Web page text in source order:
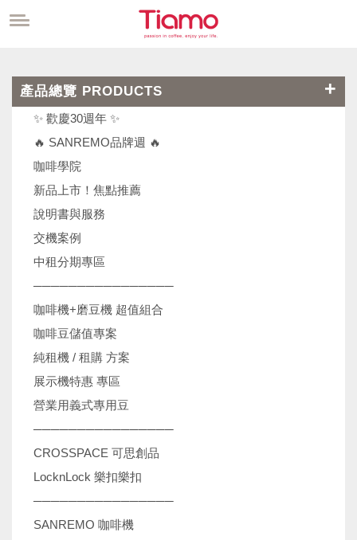
產品總覽 PRODUCTS
✨ 歡慶30週年 ✨
🔥 SANREMO品牌週 🔥
咖啡學院
新品上市！焦點推薦
說明書與服務
交機案例
中租分期專區
────────────────
咖啡機+磨豆機 超值組合
咖啡豆儲值專案
純租機 / 租購 方案
展示機特惠 專區
營業用義式專用豆
────────────────
CROSSPACE 可思創品
LocknLock 樂扣樂扣
────────────────
SANREMO 咖啡機